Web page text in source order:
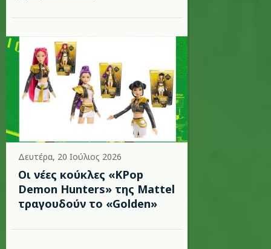
Δευτέρα, 20 Ιούλιος 2026
Οι νέες κούκλες «KPop
Demon Hunters» της Mattel
τραγουδούν το «Golden»